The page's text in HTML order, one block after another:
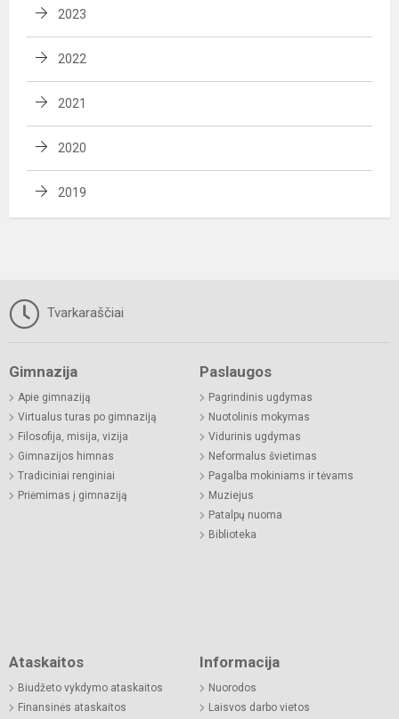
2023
2022
2021
2020
2019
Tvarkaraščiai
Gimnazija
Apie gimnaziją
Virtualus turas po gimnaziją
Filosofija, misija, vizija
Gimnazijos himnas
Tradiciniai renginiai
Priėmimas į gimnaziją
Paslaugos
Pagrindinis ugdymas
Nuotolinis mokymas
Vidurinis ugdymas
Neformalus švietimas
Pagalba mokiniams ir tėvams
Muziejus
Patalpų nuoma
Biblioteka
Ataskaitos
Biudžeto vykdymo ataskaitos
Finansinės ataskaitos
Informacija
Nuorodos
Laisvos darbo vietos